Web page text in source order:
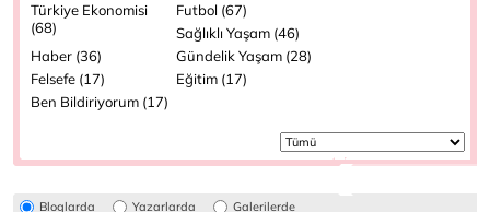
Türkiye Ekonomisi
(68)
Futbol (67)
Sağlıklı Yaşam (46)
Haber (36)
Gündelik Yaşam (28)
Felsefe (17)
Eğitim (17)
Ben Bildiriyorum (17)
Bloglarda Yazarlarda Galerilerde